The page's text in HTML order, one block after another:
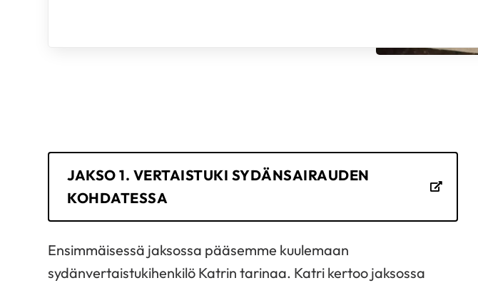
JAKSO 1. VERTAISTUKI SYDÄNSAIRAUDEN
KOHDATESSA
Ensimmäisessä jaksossa pääsemme kuulemaan
sydänvertaistukihenkilö Katrin tarinaa. Katri kertoo jaksossa